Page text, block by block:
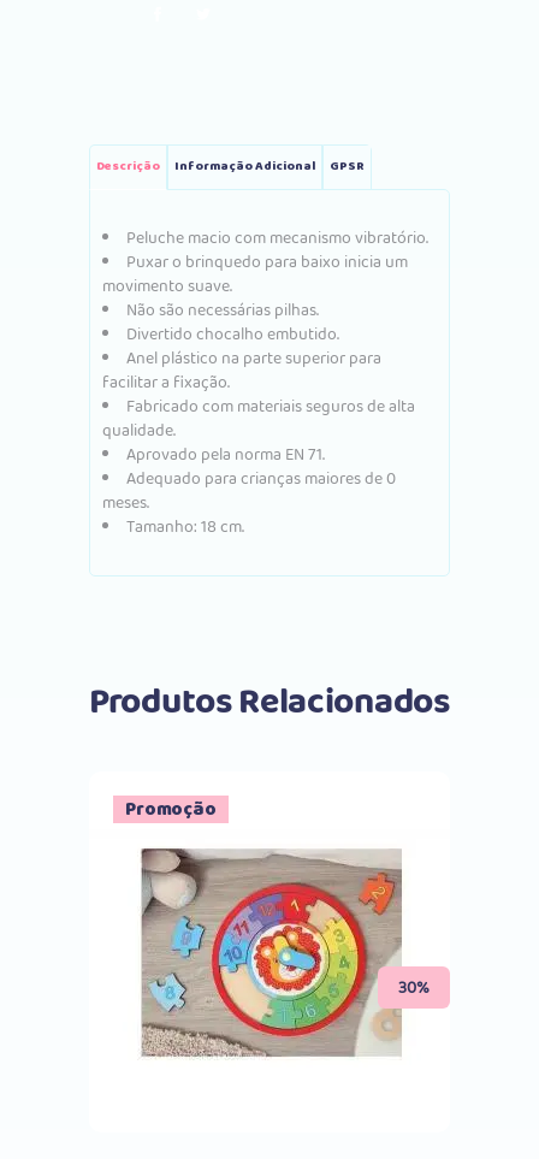
Descrição Informação Adicional GPSR
Peluche macio com mecanismo vibratório.
Puxar o brinquedo para baixo inicia um
movimento suave.
Não são necessárias pilhas.
Divertido chocalho embutido.
Anel plástico na parte superior para
facilitar a fixação.
Fabricado com materiais seguros de alta
qualidade.
Aprovado pela norma EN 71.
Adequado para crianças maiores de 0
meses.
Tamanho: 18 cm.
Produtos Relacionados
Promoção
30%
Comprar